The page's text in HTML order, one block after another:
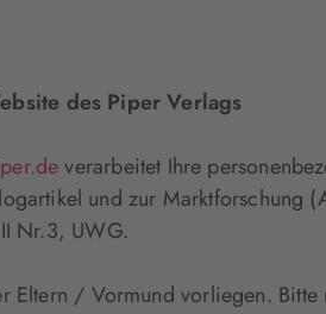
des Piper Verlags
verarbeitet Ihre
und zur Marktforschung
Nr.3, UWG.
/ Vormund vorliegen.